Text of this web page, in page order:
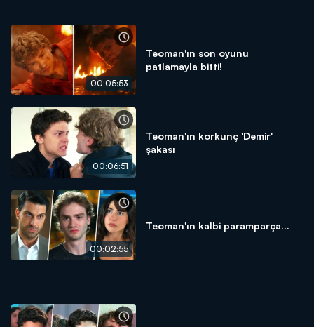
00:05:53
Teoman'ın son oyunu
patlamayla bitti!
00:06:51
Teoman'ın korkunç 'Demir'
şakası
00:02:55
Teoman'ın kalbi paramparça...